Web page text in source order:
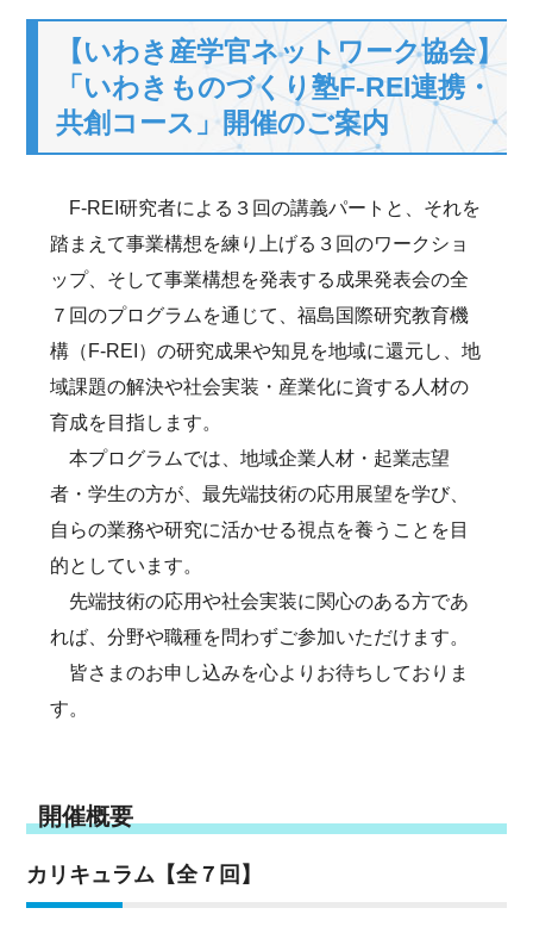
【いわき産学官ネットワーク協会】
「いわきものづくり塾F-REI連携・
共創コース」開催のご案内
F-REI研究者による３回の講義パートと、それを
踏まえて事業構想を練り上げる３回のワークショ
ップ、そして事業構想を発表する成果発表会の全
７回のプログラムを通じて、福島国際研究教育機
構（F-REI）の研究成果や知見を地域に還元し、地
域課題の解決や社会実装・産業化に資する人材の
育成を目指します。
本プログラムでは、地域企業人材・起業志望
者・学生の方が、最先端技術の応用展望を学び、
自らの業務や研究に活かせる視点を養うことを目
的としています。
先端技術の応用や社会実装に関心のある方であ
れば、分野や職種を問わずご参加いただけます。
皆さまのお申し込みを心よりお待ちしておりま
す。
開催概要
カリキュラム【全７回】